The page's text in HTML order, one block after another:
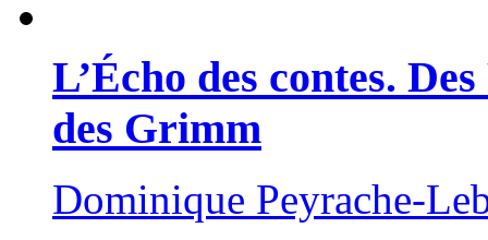
L’Écho des contes.
des Grimm
Dominique Peyrache-